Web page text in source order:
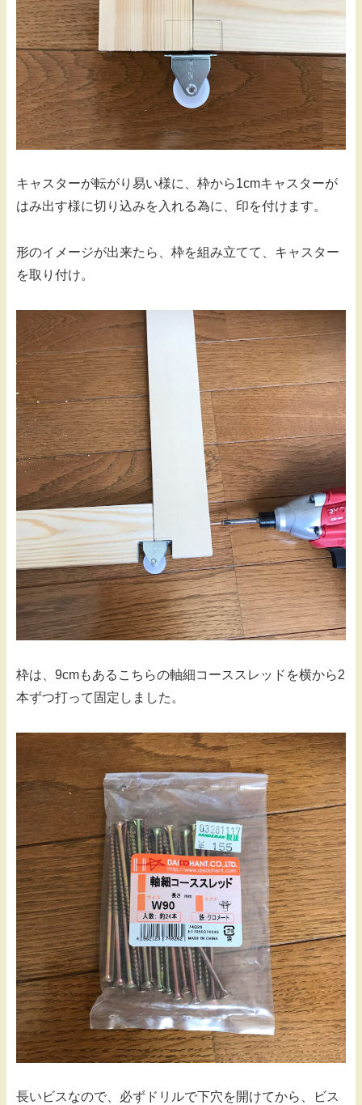
キャスターが転がり易い様に、枠から1cmキャスターが
はみ出す様に切り込みを入れる為に、印を付けます。
形のイメージが出来たら、枠を組み立てて、キャスター
を取り付け。
枠は、9cmもあるこちらの軸細コーススレッドを横から2
本ずつ打って固定しました。
長いビスなので、必ずドリルで下穴を開けてから、ビス